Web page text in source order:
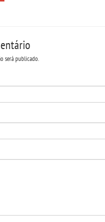
será publicado.